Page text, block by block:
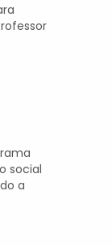
social
a